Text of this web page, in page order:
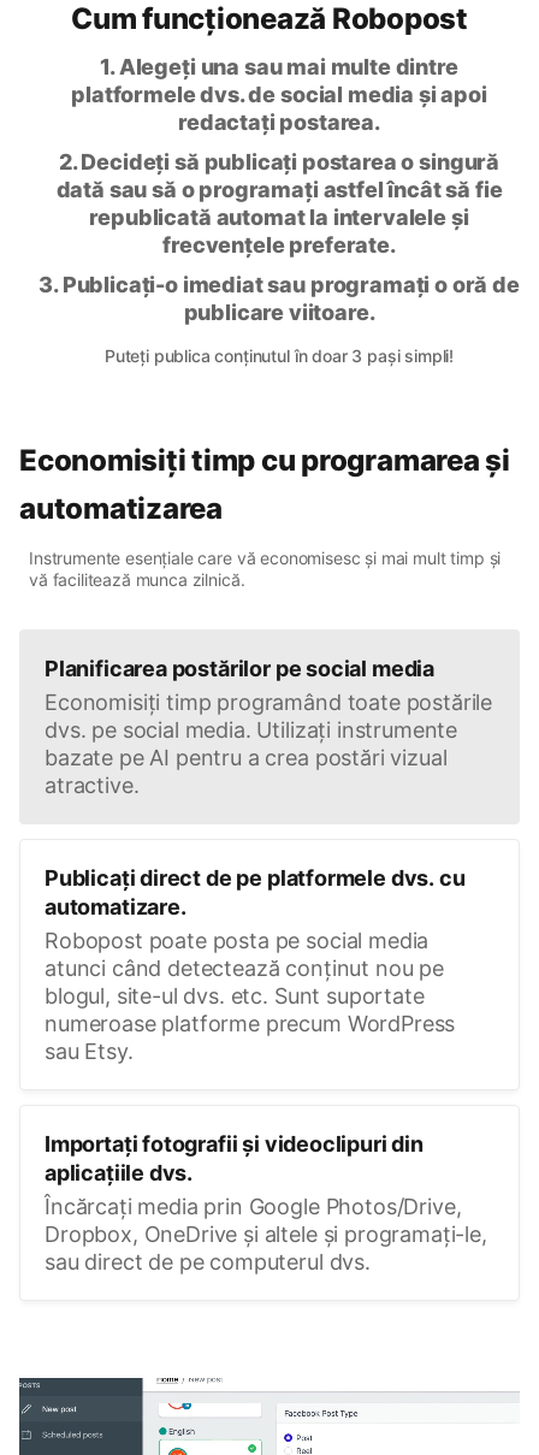
Cum funcționează Robopost
1. Alegeți una sau mai multe dintre
platformele dvs. de social media și apoi
redactați postarea.
2. Decideți să publicați postarea o singură
dată sau să o programați astfel încât să fie
republicată automat la intervalele și
frecvențele preferate.
3. Publicați-o imediat sau programați o oră de
publicare viitoare.
Puteți publica conținutul în doar 3 pași simpli!
Economisiți timp cu programarea și
automatizarea
Instrumente esențiale care vă economisesc și mai mult timp și
vă facilitează munca zilnică.
Planificarea postărilor pe social media
Economisiți timp programând toate postările
dvs. pe social media. Utilizați instrumente
bazate pe AI pentru a crea postări vizual
atractive.
Publicați direct de pe platformele dvs. cu
automatizare.
Robopost poate posta pe social media
atunci când detectează conținut nou pe
blogul, site-ul dvs. etc. Sunt suportate
numeroase platforme precum WordPress
sau Etsy.
Importați fotografii și videoclipuri din
aplicațiile dvs.
Încărcați media prin Google Photos/Drive,
Dropbox, OneDrive și altele și programați-le,
sau direct de pe computerul dvs.